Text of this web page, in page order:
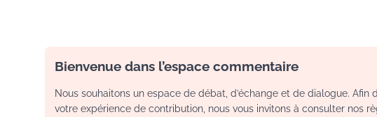
Bienvenue dans l’espace commentaire
Nous souhaitons un espace de débat, d’échange et de dialogue.
votre expérience de contribution, nous vous invitons à consulter nos